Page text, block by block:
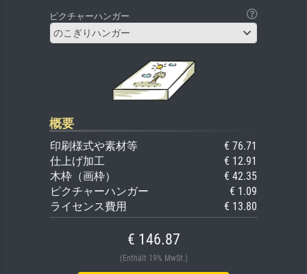
ピクチャーハンガー
のこぎりハンガー
概要
印刷様式や素材等
€ 76.71
仕上げ加工
€ 12.91
木枠（画枠）
€ 42.35
ピクチャーハンガー
€ 1.09
ライセンス費用
€ 13.80
€ 146.87
(Enthält 19% MwSt.)